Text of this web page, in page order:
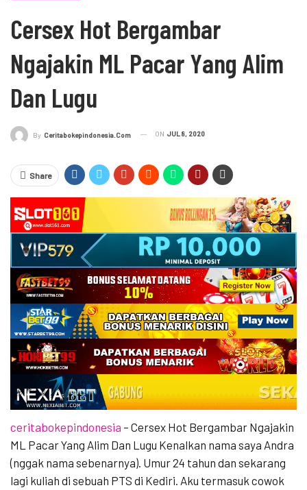
Cersex Hot Bergambar
Ngajakin ML Pacar Yang Alim
Dan Lugu
By Ceritabokepindonesia.com ON JUL 8, 2020
Share
ceritabokepindonesia – Cersex Hot Bergambar Ngajakin
ML Pacar Yang Alim Dan Lugu Kenalkan nama saya Andra
(nggak nama sebenarnya). Umur 24 tahun dan sekarang
lagi kuliah di sebuah PTS di Kediri. Aku termasuk cowok